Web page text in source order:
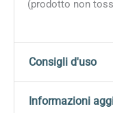
(prodotto non
Consigli d'uso
Prelevare la
Informazioni